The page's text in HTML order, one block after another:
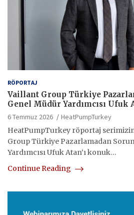
RÖPORTAJ
Vaillant Group Türkiye
Genel Müdür Yardımcısı Ufuk
6 Temmuz 2026
HeatPumpTurkey
HeatPumpTurkey röportaj
Group Türkiye Pazarlamadan
Yardımcısı Ufuk Atan‘ı konuk…
Continue Reading